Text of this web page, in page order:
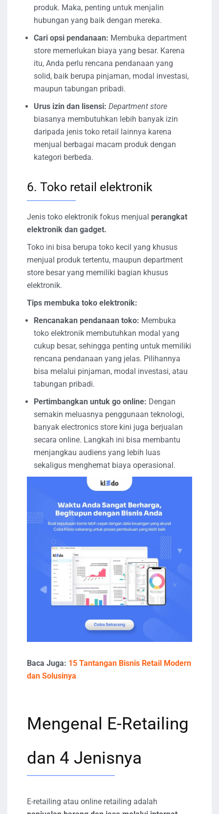
produk. Maka, penting untuk menjalin
hubungan yang baik dengan mereka.
Cari opsi pendanaan: Membuka department
store memerlukan biaya yang besar. Karena
itu, Anda perlu rencana pendanaan yang
solid, baik berupa pinjaman, modal investasi,
maupun tabungan pribadi.
Urus izin dan lisensi: Department store
biasanya membutuhkan lebih banyak izin
daripada jenis toko retail lainnya karena
menjual berbagai macam produk dengan
kategori berbeda.
6. Toko retail elektronik
Jenis toko elektronik fokus menjual perangkat
elektronik dan gadget.
Toko ini bisa berupa toko kecil yang khusus
menjual produk tertentu, maupun department
store besar yang memiliki bagian khusus
elektronik.
Tips membuka toko elektronik:
Rencanakan pendanaan toko: Membuka
toko elektronik membutuhkan modal yang
cukup besar, sehingga penting untuk memiliki
rencana pendanaan yang jelas. Pilihannya
bisa melalui pinjaman, modal investasi, atau
tabungan pribadi.
Pertimbangkan untuk go online: Dengan
semakin meluasnya penggunaan teknologi,
banyak electronics store kini juga berjualan
secara online. Langkah ini bisa membantu
menjangkau audiens yang lebih luas
sekaligus menghemat biaya operasional.
Baca Juga: 15 Tantangan Bisnis Retail Modern
dan Solusinya
Mengenal E-Retailing
dan 4 Jenisnya
E-retailing atau online retailing adalah